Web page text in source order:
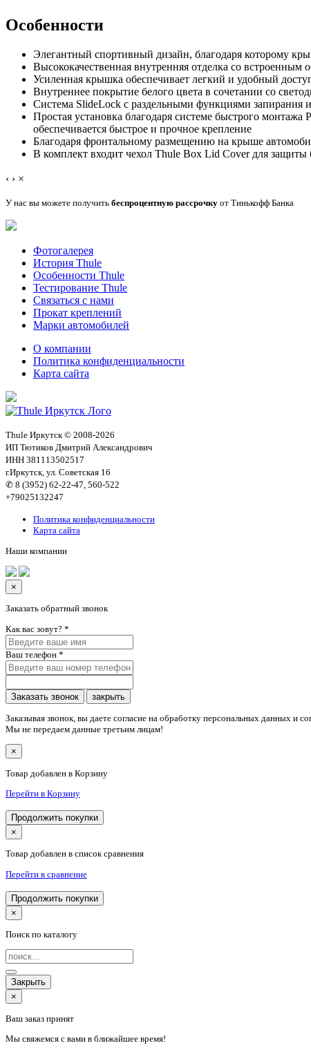
Особенности
Элегантный спортивный дизайн, благодаря которому
Высококачественная внутренняя отделка со
Усиленная крышка обеспечивает легкий и удобный
Внутреннее покрытие белого цвета в сочетании со
Система SlideLock с раздельными функциями запирания
Простая установка благодаря системе быстрого
обеспечивается быстрое и прочное крепление
Благодаря фронтальному размещению на крыше
В комплект входит чехол Thule Box Lid Cover для
‹ › ×
У нас вы можете получить беспроцентную рассрочку от Тинькофф Банка
Фотогалерея
История Thule
Особенности Thule
Тестирование Thule
Связаться с нами
Прокат креплений
Марки автомобилей
О компании
Политика конфиденциальности
Карта сайта
Thule Иркутск © 2008-2026
ИП Тютиков Дмитрий Александрович
ИНН 381113502517
г.Иркутск, ул. Советская 16
✆ 8 (3952) 62-22-47, 560-522
+79025132247
Политика конфиденциальности
Карта сайта
Наши компании
×
Заказать обратный звонок
Как вас зовут? *
Ваш телефон *
Заказать звонок закрыть
Заказывая звонок, вы даете согласие на обработку персональных данных и
Мы не передаем данные третьим лицам!
×
Товар добавлен в Корзину
Перейти в Корзину
Продолжить покупки
×
Товар добавлен в список сравнения
Перейти в сравнение
Продолжить покупки
×
Поиск по каталогу
Закрыть
×
Ваш заказ принят
Мы свяжемся с вами в ближайшее время!